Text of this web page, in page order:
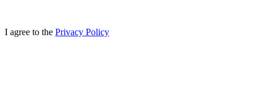
I agree to the Privacy Policy